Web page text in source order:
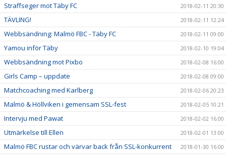
Straffseger mot Täby FC 2018-02-11 20:30
TÄVLING! 2018-02-11 12:24
Webbsändning: Malmö FBC - Täby FC 2018-02-11 09:00
Yamou inför Täby 2018-02-10 19:04
Webbsändning mot Pixbo 2018-02-08 16:00
Girls Camp – uppdate 2018-02-08 09:00
Matchcoaching med Karlberg 2018-02-06 20:23
Malmö & Höllviken i gemensam SSL-fest 2018-02-05 10:21
Intervju med Pawat 2018-02-02 16:00
Utmärkelse till Ellen 2018-02-01 13:00
Malmö FBC rustar och värvar back från SSL-konkurrent 2018-01-30 16:00